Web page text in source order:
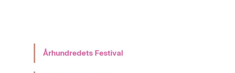
Århundredets Festival